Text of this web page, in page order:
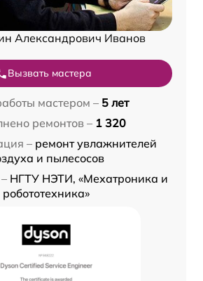
Александрович Иванов
Вызвать мастера
мастером – 5 лет
ремонтов – 1 320
– ремонт увлажнителей
и пылесосов
НГТУ НЭТИ, «Мехатроника и
робототехника»